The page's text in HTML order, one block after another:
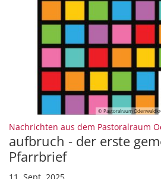
© Pastoralraum
Nachrichten aus dem Pastoralraum
aufbruch - der erste
Pfarrbrief